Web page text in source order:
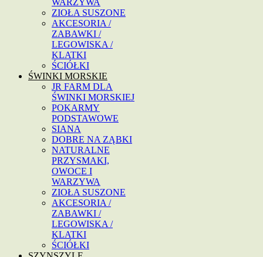
WARZYWA
ZIOŁA SUSZONE
AKCESORIA /
ZABAWKI /
LEGOWISKA /
KLATKI
ŚCIÓŁKI
ŚWINKI MORSKIE
JR FARM DLA
ŚWINKI MORSKIEJ
POKARMY
PODSTAWOWE
SIANA
DOBRE NA ZĄBKI
NATURALNE
PRZYSMAKI,
OWOCE I
WARZYWA
ZIOŁA SUSZONE
AKCESORIA /
ZABAWKI /
LEGOWISKA /
KLATKI
ŚCIÓŁKI